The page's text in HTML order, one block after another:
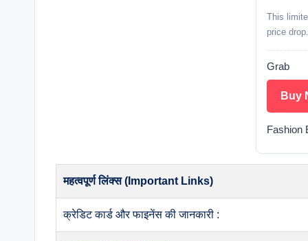
This
price drop.
Grab
Buy
Fashion
महत्वपूर्ण लिंक्स (Important Links)
क्रेडिट कार्ड और फाइनेंस की जानकारी :